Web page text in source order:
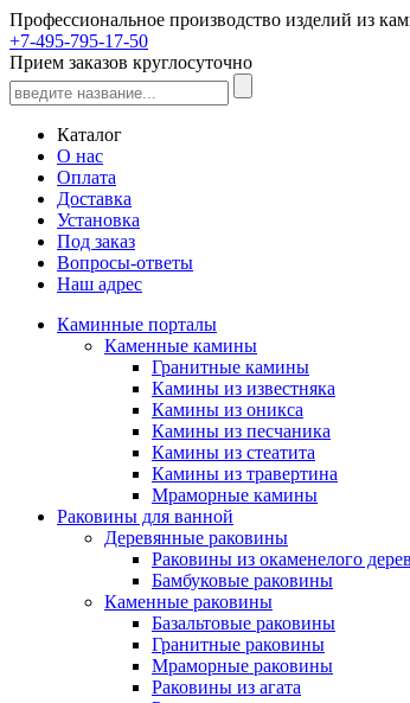
Профессиональное производство изделий из
+7-495-795-17-50
Прием заказов круглосуточно
Каталог
О нас
Оплата
Доставка
Установка
Под заказ
Вопросы-ответы
Наш адрес
Каминные порталы
Каменные камины
Гранитные камины
Камины из известняка
Камины из оникса
Камины из песчаника
Камины из стеатита
Камины из травертина
Мраморные камины
Раковины для ванной
Деревянные раковины
Раковины из окаменелого
Бамбуковые раковины
Каменные раковины
Базальтовые раковины
Гранитные раковины
Мраморные раковины
Раковины из агата